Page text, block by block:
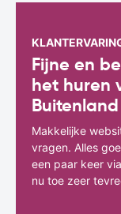
Fijne en
het huren
Buitenland
Makkelijke
vragen. Alles
een paar keer
nu toe zeer